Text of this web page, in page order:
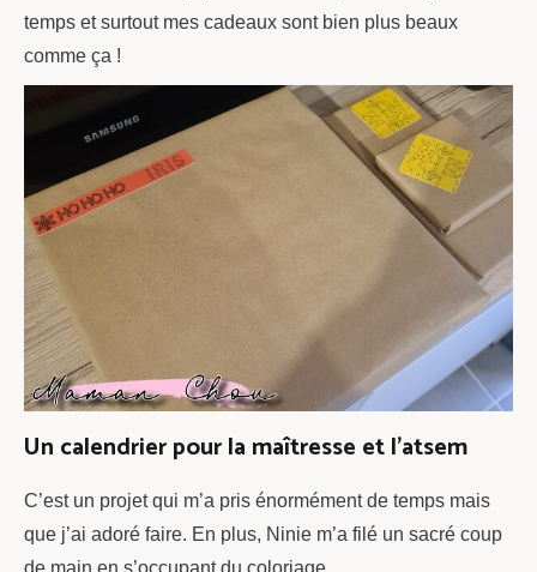
temps et surtout mes cadeaux sont bien plus beaux
comme ça !
Un calendrier pour la maîtresse et l’atsem
C’est un projet qui m’a pris énormément de temps mais
que j’ai adoré faire. En plus, Ninie m’a filé un sacré coup